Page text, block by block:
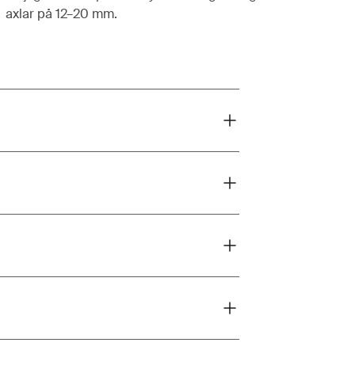
axlar på 12–20 mm.